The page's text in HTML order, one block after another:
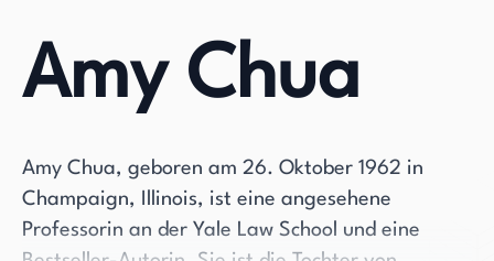
Amy Chua
Amy Chua, geboren am 26. Oktober 1962 in
Champaign, Illinois, ist eine angesehene
Professorin an der Yale Law School und eine